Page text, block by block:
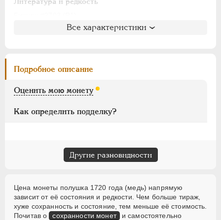
: не вошла в описание
Семёнов: не вошла в описание
ГМ
: не вошла в описание
Брекке: 67 (35$)
Все характеристики
Подробное описание
Оценить мою монету
Как определить подделку?
Другие разновидности
Цена монеты полушка 1720 года (медь) напрямую
зависит от её состояния и редкости. Чем больше тираж,
хуже сохранность и состояние, тем меньше её стоимость.
Почитав о сохранности монет и самостоятельно
1855-1881
ВРЕМЕННОЕ ПРАВ. 1917-1918